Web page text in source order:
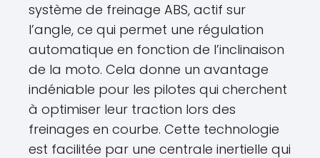
système de freinage ABS, actif sur
l’angle, ce qui permet une régulation
automatique en fonction de l’inclinaison
de la moto. Cela donne un avantage
indéniable pour les pilotes qui cherchent
à optimiser leur traction lors des
freinages en courbe. Cette technologie
est facilitée par une centrale inertielle qui